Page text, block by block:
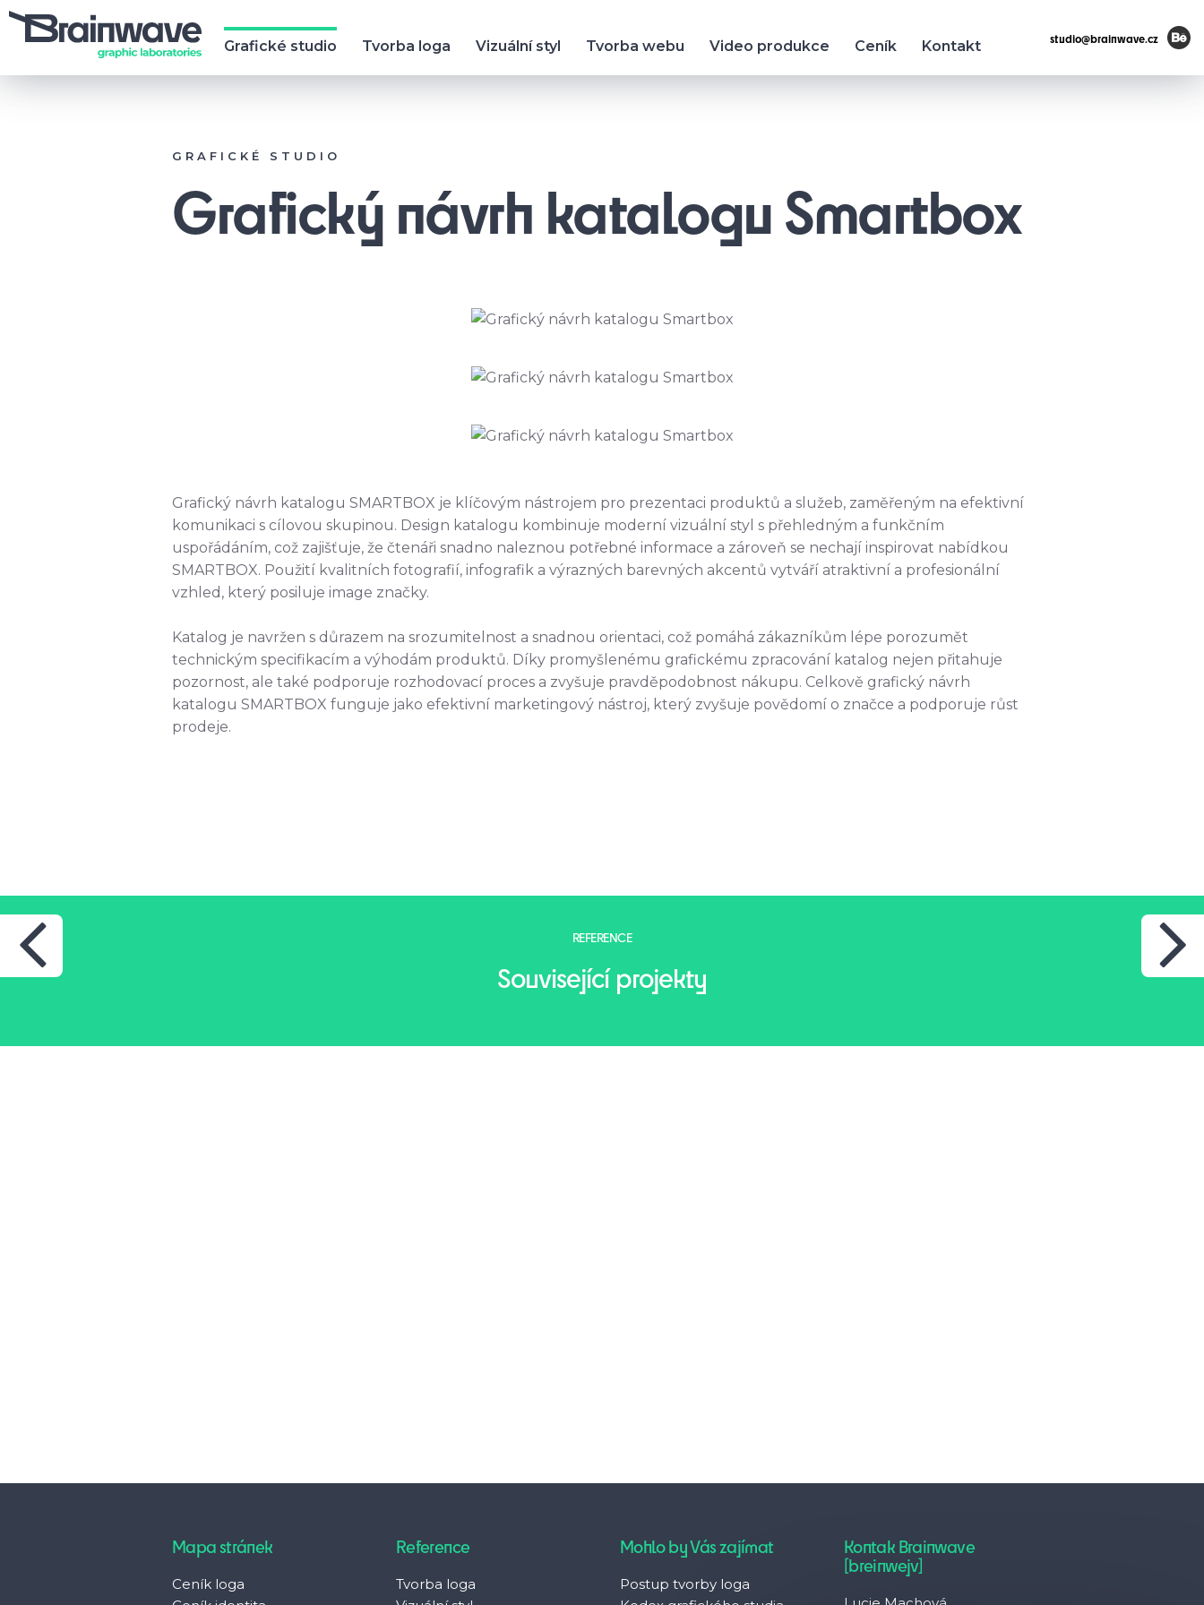
studio@brainwave.cz
Grafické studio Tvorba loga Vizuální styl Tvorba webu Video produkce Ceník Kontakt
GRAFICKÉ STUDIO
Grafický návrh katalogu Smartbox
Grafický návrh katalogu SMARTBOX je klíčovým nástrojem pro prezentaci produktů a služeb, zaměřeným na efektivní
komunikaci s cílovou skupinou. Design katalogu kombinuje moderní vizuální styl s přehledným a funkčním
uspořádáním, což zajišťuje, že čtenáři snadno naleznou potřebné informace a zároveň se nechají inspirovat nabídkou
SMARTBOX. Použití kvalitních fotografií, infografik a výrazných barevných akcentů vytváří atraktivní a profesionální
vzhled, který posiluje image značky.
Katalog je navržen s důrazem na srozumitelnost a snadnou orientaci, což pomáhá zákazníkům lépe porozumět
technickým specifikacím a výhodám produktů. Díky promyšlenému grafickému zpracování katalog nejen přitahuje
pozornost, ale také podporuje rozhodovací proces a zvyšuje pravděpodobnost nákupu. Celkově grafický návrh
katalogu SMARTBOX funguje jako efektivní marketingový nástroj, který zvyšuje povědomí o značce a podporuje růst
prodeje.
REFERENCE
Související projekty
Mapa stránek
Ceník loga
Reference
Tvorba loga
Mohlo by Vás zajímat
Postup tvorby loga
Kontak Brainwave
[breinwejv]